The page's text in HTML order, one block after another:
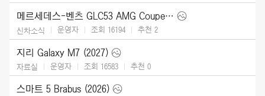
메르세데스-벤츠 GLC53 AMG Coupe (2027)
신차소식 운영자 조회 16194 추천 2
지리 Galaxy M7 (2027)
자료실 운영자 조회 16583 추천 0
스마트 5 Brabus (2026)